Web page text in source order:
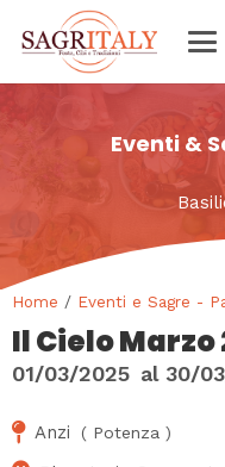
Eventi &
Home / Eventi e Sagre -
Il Cielo Marzo
01/03/2025 al 30/
Anzi ( Potenza )